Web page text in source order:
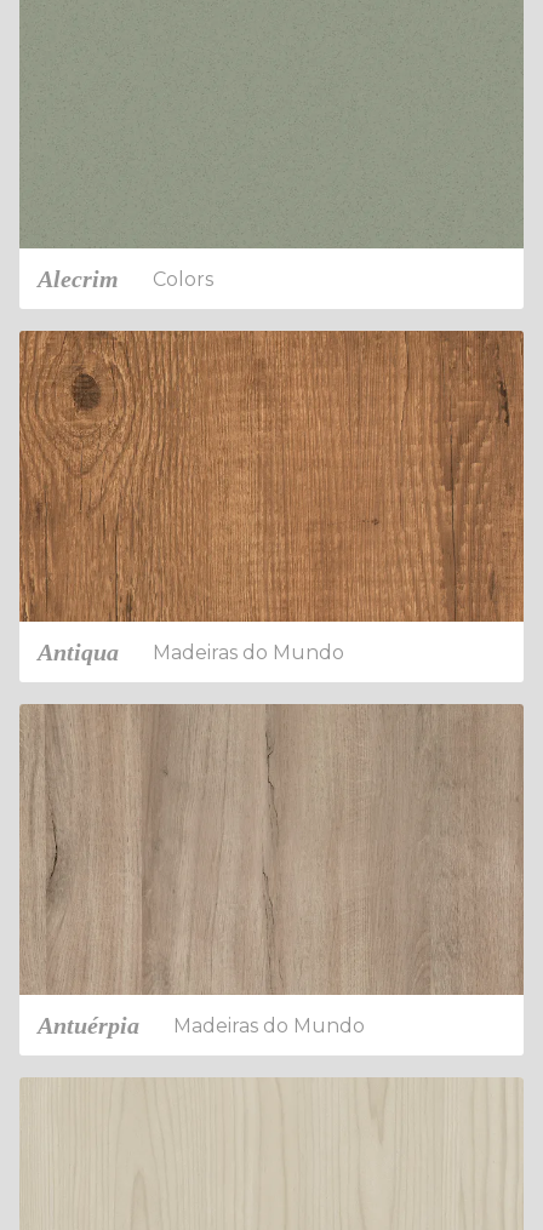
Alecrim Colors
Antiqua Madeiras do Mundo
Antuérpia Madeiras do Mundo